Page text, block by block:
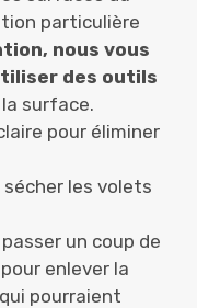
particulière
nous vous
des outils
surface.
pour éliminer
les volets
un coup de
enlever la
pourraient